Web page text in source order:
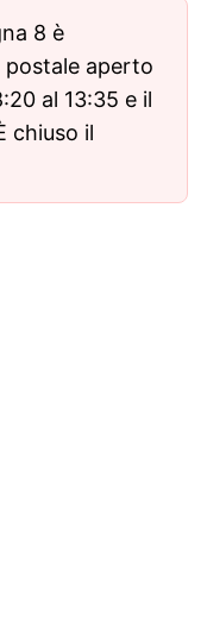
8 è
postale aperto
al 13:35 e il
chiuso il